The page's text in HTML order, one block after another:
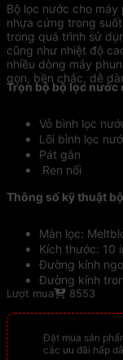
Bộ lọc nước cho
nhựa cứng trong
trong quá trình sử
cũng như nhiệt độ
nhiều dòng máy
gọn, bền chắc, dễ
Trọn bộ bộ lọc nước
Vỏ bình lọc
Lõi bình lọc
Pát gắn
Ren nối
Thông số kỹ thuật
Màn lọc:
Kích thước: 10
Đường kính
Đường kính
Nặng: 135g
Lượt mua 8553
Đặt mua sản
các ưu đãi hấp